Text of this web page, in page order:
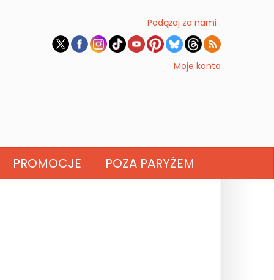
Podążaj za nami :
Moje konto
PROMOCJE POZA PARYŻEM